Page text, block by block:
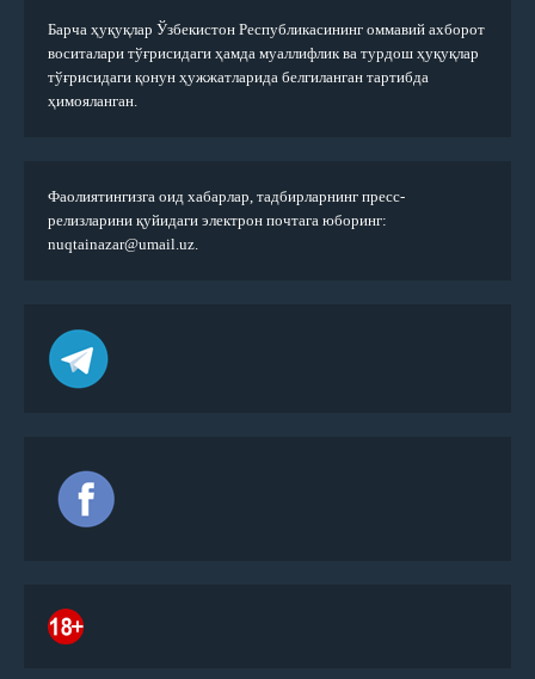
Барча ҳуқуқлар Ўзбекистон Республикасининг оммавий ахборот
воситалари тўғрисидаги ҳамда муаллифлик ва турдош ҳуқуқлар
тўғрисидаги қонун ҳужжатларида белгиланган тартибда
ҳимояланган.
Фаолиятингизга оид хабарлар, тадбирларнинг пресс-
релизларини қуйидаги электрон почтага юборинг:
nuqtainazar@umail.uz.